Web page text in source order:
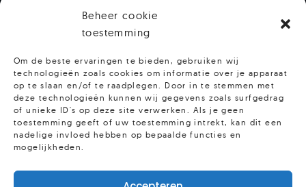
Beheer cookie
toestemming
Om de beste ervaringen te bieden, gebruiken wij
technologieën zoals cookies om informatie over je apparaat
op te slaan en/of te raadplegen. Door in te stemmen met
deze technologieën kunnen wij gegevens zoals surfgedrag
of unieke ID's op deze site verwerken. Als je geen
toestemming geeft of uw toestemming intrekt, kan dit een
nadelige invloed hebben op bepaalde functies en
mogelijkheden.
Vrijdag - 9.00 - 13.00
Meer zien van Hoofdpersoon? Volg ons